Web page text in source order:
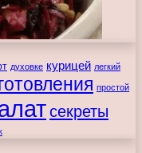
духовке курицей легкий
простой
секреты